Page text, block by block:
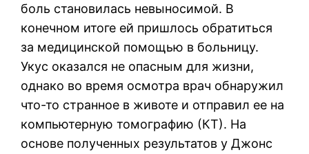
боль становилась невыносимой. В
конечном итоге ей пришлось обратиться
за медицинской помощью в больницу.
Укус оказался не опасным для жизни,
однако во время осмотра врач обнаружил
что-то странное в животе и отправил ее на
компьютерную томографию (КТ). На
основе полученных результатов у Джонс